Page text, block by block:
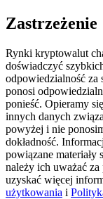
Deposit
Share 500000
Exclusive for
Register &
Zastrzeżenie
Rynki kryptowalut
doświadczyć
odpowiedzialność za
ponosi
ponieść. Opieramy
innych danych
powyżej i nie
dokładność.
powiązane materiały
należy ich uważać
uzyskać więcej
użytkowania i